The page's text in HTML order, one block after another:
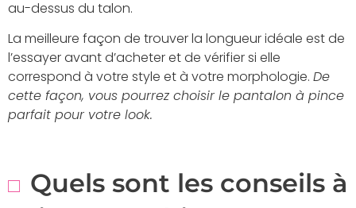
au-dessus du talon.
La meilleure façon de trouver la longueur idéale est de
l’essayer avant d’acheter et de vérifier si elle
correspond à votre style et à votre morphologie. De
cette façon, vous pourrez choisir le pantalon à pince
parfait pour votre look.
Quels sont les conseils à